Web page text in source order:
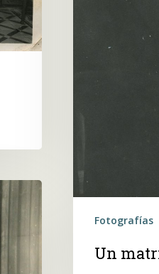
Fotografías
Un